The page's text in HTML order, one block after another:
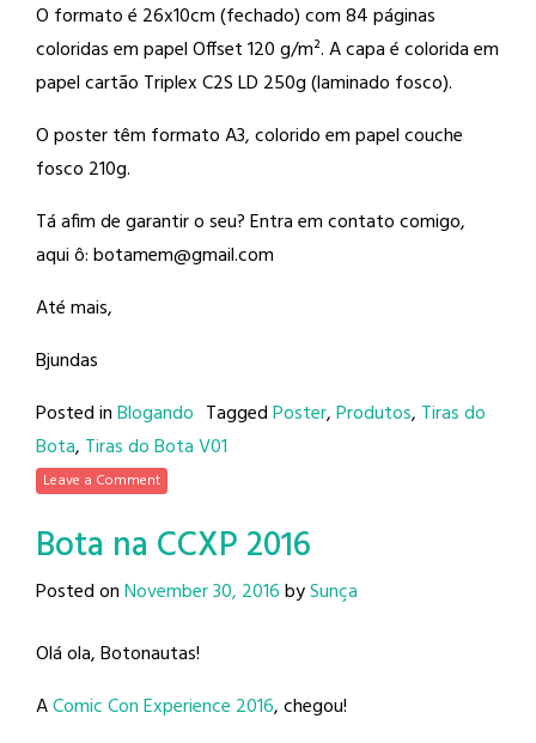
O formato é 26x10cm (fechado) com 84 páginas
coloridas em papel Offset 120 g/m². A capa é colorida em
papel cartão Triplex C2S LD 250g (laminado fosco).
O poster têm formato A3, colorido em papel couche
fosco 210g.
Tá afim de garantir o seu? Entra em contato comigo,
aqui ô: botamem@gmail.com
Até mais,
Bjundas
Posted inBlogando TaggedPoster,Produtos, Tiras do
Bota, Tiras do Bota V01
Leave a Comment
Bota na CCXP 2016
Posted onNovember 30, 2016bySunça
Olá ola, Botonautas!
AComic Con Experience 2016, chegou!